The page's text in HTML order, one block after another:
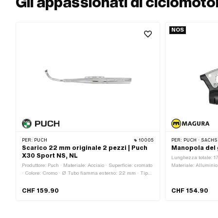
PER: PUCH 10005
Scarico 22 mm originale 2 pezzi | Puch
X30 Sport NS, NL
Produttore: Puch · Materiale: Acciaio · Superficie: cromato
· Colore: Cromo · Ø Tubo fiamma esterno: 22 mm · Tipo
fissaggio: 4 Stk · Attacco del tubo della fiamma: Flangia
CHF 159.90
NOS
PER: PUCH · SACHS · PONY /
Manopola del
Lunghezza totale:
Materiale:
luce del freno: No
CHF 154.90